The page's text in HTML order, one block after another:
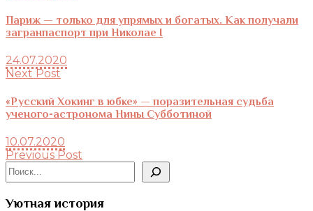
Париж — только для упрямых и богатых. Как получали
загранпаспорт при Николае I
24.07.2020
Next Post
«Русский Хокинг в юбке» — поразительная судьба
ученого-астронома Нины Субботиной
10.07.2020
Previous Post
Поиск
Уютная история